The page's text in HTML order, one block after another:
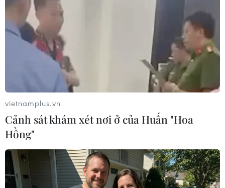
LHQ đánh giá tiến trình hòa bình Trung
Đông không có tiến triển
vietnamplus.vn
Cảnh sát khám xét nơi ở của Huấn "Hoa
Hồng"